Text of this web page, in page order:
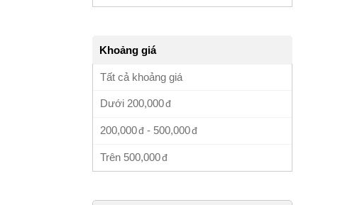
Khoảng giá
Tất cả khoảng giá
Dưới 200,000
200,000 - 500,000
Trên 500,000